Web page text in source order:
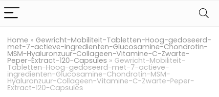
Home » Gewricht-Mobiliteit-Tabletten-Hoog-gedoseerd-
met-7-actieve-ingredienten-Glucosamine-Chondrotin-
MSM-Hyaluronzuur-Collageen-Vitamine-C-Zwarte-
Peper-Extract-120-Capsules » Gewricht-Mobiliteit-
Tabletten-Hoog-gedoseerd-met-7-actieve-
ingredienten-Glucosamine-Chondrotin-MSM-
Hyaluronzuur-Collageen-Vitamine-C-Zwarte-Peper-
Extract-120-Capsules